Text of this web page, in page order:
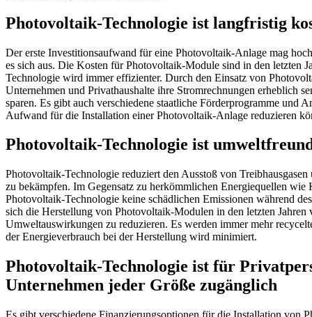
Photovoltaik-Technologie ist langfristig
Der erste Investitionsaufwand für eine Photovoltaik-Anlage mag
es sich aus. Die Kosten für Photovoltaik-Module sind in den letzten
Technologie wird immer effizienter. Durch den Einsatz von
Unternehmen und Privathaushalte ihre Stromrechnungen erheblich
sparen. Es gibt auch verschiedene staatliche Förderprogramme und
Aufwand für die Installation einer Photovoltaik-Anlage reduzieren
Photovoltaik-Technologie ist
Photovoltaik-Technologie reduziert den Ausstoß von
zu bekämpfen. Im Gegensatz zu herkömmlichen Energiequellen wie
Photovoltaik-Technologie keine schädlichen Emissionen während
sich die Herstellung von Photovoltaik-Modulen in den letzten Jahren
Umweltauswirkungen zu reduzieren. Es werden immer mehr
der Energieverbrauch bei der Herstellung wird minimiert.
Photovoltaik-Technologie ist für
Unternehmen jeder Größe zugänglich